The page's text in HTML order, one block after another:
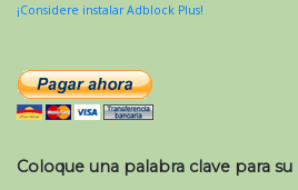
¡Considere instalar Adblock Plus!
Coloque una palabra clave para su